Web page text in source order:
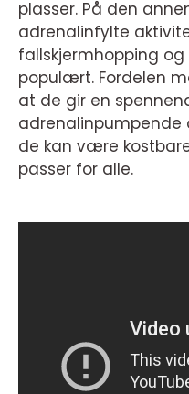
plasser. På den
adrenalinfylte
fallskjermhopping
populært. Fordelen
at de gir en
adrenalinpumpende
de kan være
passer for alle.